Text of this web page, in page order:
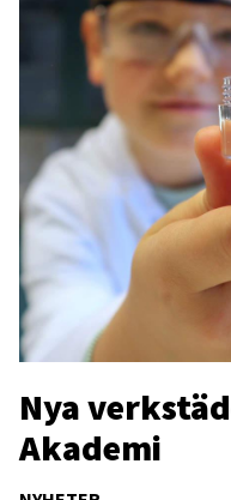
Nya
Akademi